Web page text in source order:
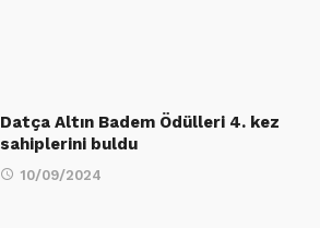
Datça Altın Badem Ödülleri 4. kez
sahiplerini buldu
10/09/2024